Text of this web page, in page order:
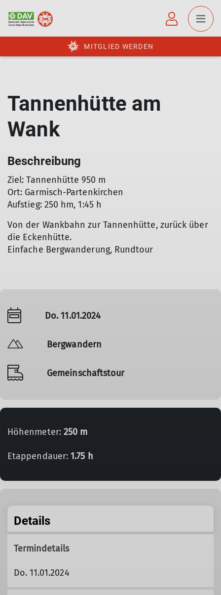
MITGLIED WERDEN
Tannenhütte am
Wank
Beschreibung
Ziel: Tannenhütte 950 m
Ort: Garmisch-Partenkirchen
Aufstieg: 250 hm, 1:45 h
Von der Wankbahn zur Tannenhütte, zurück über
die Eckenhütte.
Einfache Bergwanderung, Rundtour
Do. 11.01.2024
Bergwandern
Gemeinschaftstour
Höhenmeter: 250 m
Etappendauer:1.75 h
Details
Termindetails
Do. 11.01.2024